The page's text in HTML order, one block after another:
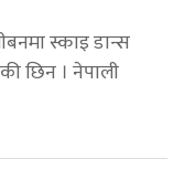
स्काइ डान्स
छिन । नेपाली